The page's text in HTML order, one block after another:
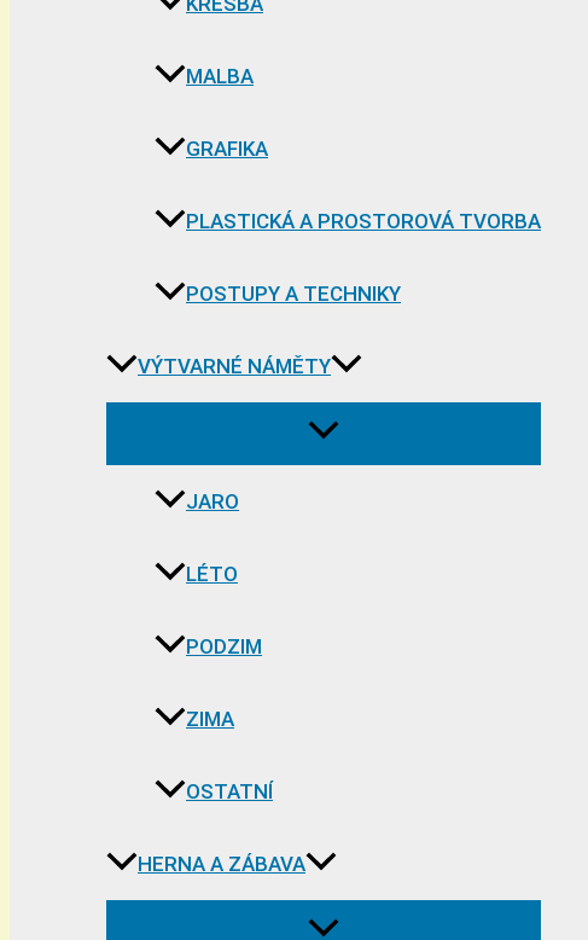
MALBA
GRAFIKA
PLASTICKÁ A PROSTOROVÁ TVORBA
POSTUPY A TECHNIKY
VÝTVARNÉ NÁMĚTY
JARO
LÉTO
PODZIM
ZIMA
OSTATNÍ
HERNA A ZÁBAVA